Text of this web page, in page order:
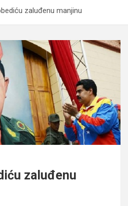
zaluđenu manjinu
zaluđenu